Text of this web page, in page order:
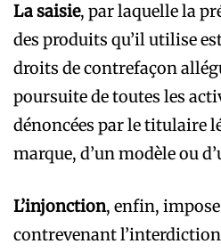
La saisie, par laquelle la
des produits qu’il utilise
droits de contrefaçon
poursuite de toutes les
dénoncées par le titulaire
marque, d’un modèle ou
L’injonction, enfin,
contrevenant